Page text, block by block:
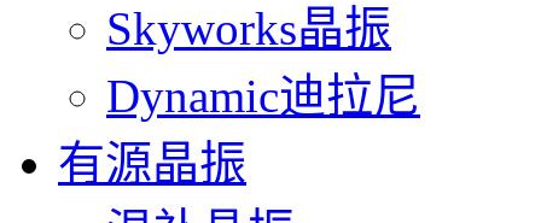
Skyworks晶振
Dynamic迪拉尼
有源晶振